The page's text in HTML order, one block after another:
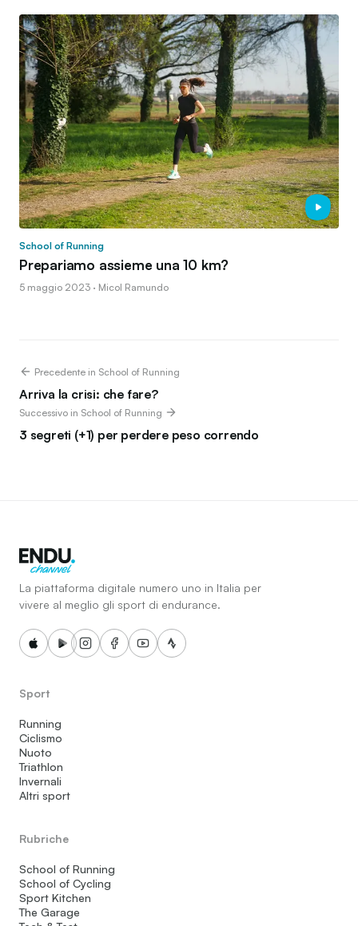
School of Running
Prepariamo assieme una 10 km?
5 maggio 2023 · Micol Ramundo
Precedente in School of Running
Arriva la crisi: che fare?
Successivo in School of Running
3 segreti (+1) per perdere peso correndo
La piattaforma digitale numero uno in Italia per
vivere al meglio gli sport di endurance.
Sport
Running
Ciclismo
Nuoto
Triathlon
Invernali
Altri sport
Rubriche
School of Running
School of Cycling
Sport Kitchen
The Garage